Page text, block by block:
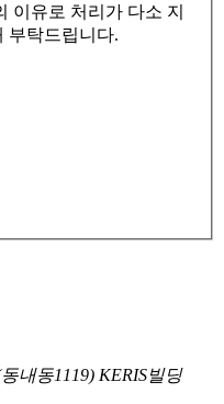
이유로 처리가 다소 지
부탁드립니다.
내동1119) KERIS빌딩